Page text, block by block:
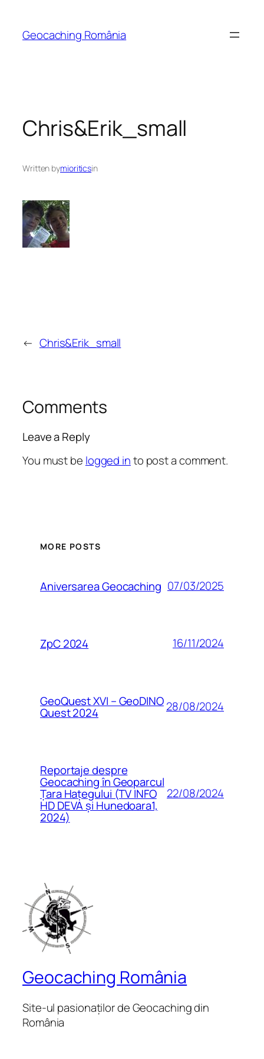
content
Geocaching România
Chris&Erik_small
Written bymioriticsin
← Chris&Erik_small
Comments
Leave a Reply
You must be logged into post a comment.
MORE POSTS
Aniversarea Geocaching 07/03/2025
ZpC 2024 16/11/2024
GeoQuest XVI – GeoDINO
Quest 2024 28/08/2024
Reportaje despre
Geocaching în Geoparcul
Țara Hațegului (TV INFO
HD DEVA și Hunedoara1,
2024)
22/08/2024
Geocaching România
Site-ul pasionaților de Geocaching din
România